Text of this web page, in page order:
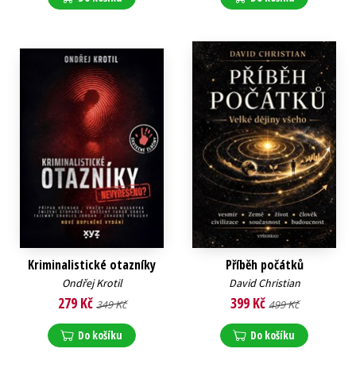
Kriminalistické otazníky
Ondřej Krotil
279 Kč 349 Kč
Do košíku
Příběh počátků
David Christian
399 Kč 499 Kč
Do košíku